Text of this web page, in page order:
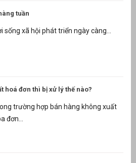
tuần
sống xã hội phát triển ngày càng...
hoá đơn thì bị xử lý thế nào?
trường hợp bán hàng không xuất
đơn...